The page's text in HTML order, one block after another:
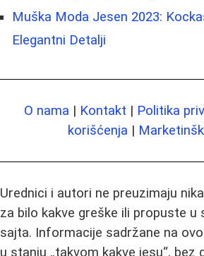
Muška Moda Jesen 2023:
Elegantni Detalji
O nama | Kontakt | Politika
korišćenja |
Urednici i autori ne preuzimaju
za bilo kakve greške ili propuste u
sajta. Informacije sadržane na
u stanju „takvom kakve jesu“, bez